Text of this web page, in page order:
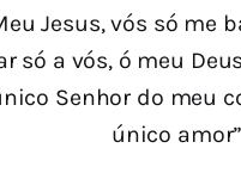
Jesus, vós só me
só a vós, ó meu
Senhor do meu
único amor”